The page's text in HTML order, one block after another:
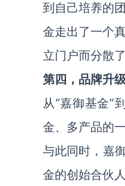
到自己培养的
金走出了一个
立门户而分散
第四，品牌升
从“嘉御基金”
金、多产品的
与此同时，嘉
金的创始合伙人